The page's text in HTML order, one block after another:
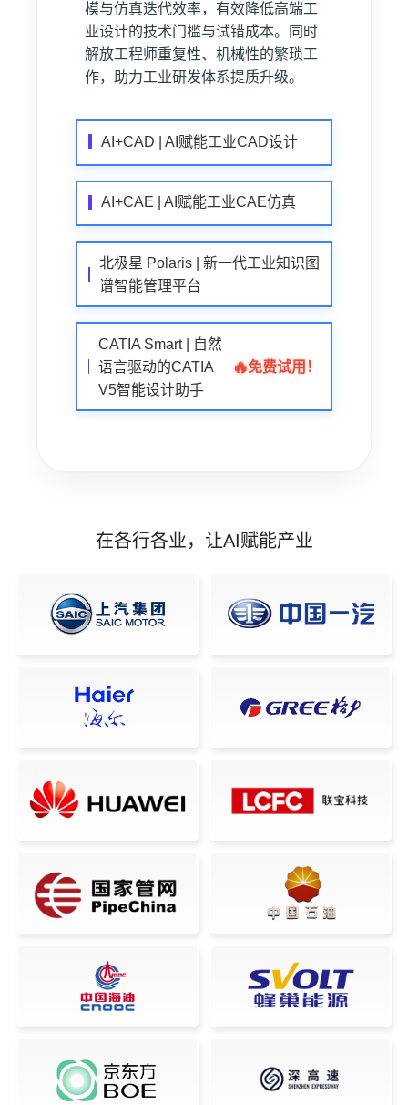
模与仿真迭代效率，有效降低高端工
业设计的技术门槛与试错成本。同时
解放工程师重复性、机械性的繁琐工
作，助力工业研发体系提质升级。
AI+CAD | AI赋能工业CAD设计
AI+CAE | AI赋能工业CAE仿真
北极星 Polaris | 新一代工业知识图
谱智能管理平台
CATIA Smart | 自然
语言驱动的CATIA
V5智能设计助手
🔥免费试用！
在各行各业，让AI赋能产业